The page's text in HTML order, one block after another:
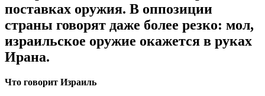
поставках оружия. В оппозиции
страны говорят даже более резко: мол,
израильское оружие окажется в руках
Ирана.
Что говорит Израиль